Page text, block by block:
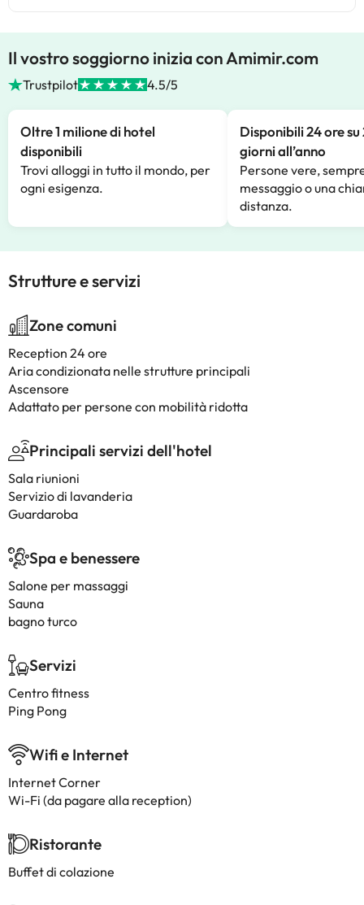
Il vostro soggiorno inizia con Amimir.com
Trustpilot 4.5/5
Oltre 1 milione di hotel
disponibili
Trovi alloggi in tutto il mondo, per
ogni esigenza.
Disponibili 24 ore su
giorni all’anno
Persone vere,
messaggio o una
distanza.
Strutture e servizi
Zone comuni
Reception 24 ore
Aria condizionata nelle strutture principali
Ascensore
Adattato per persone con mobilità ridotta
Principali servizi dell'hotel
Sala riunioni
Servizio di lavanderia
Guardaroba
Spa e benessere
Salone per massaggi
Sauna
bagno turco
Servizi
Centro fitness
Ping Pong
Wifi e Internet
Internet Corner
Wi-Fi (da pagare alla reception)
Ristorante
Buffet di colazione